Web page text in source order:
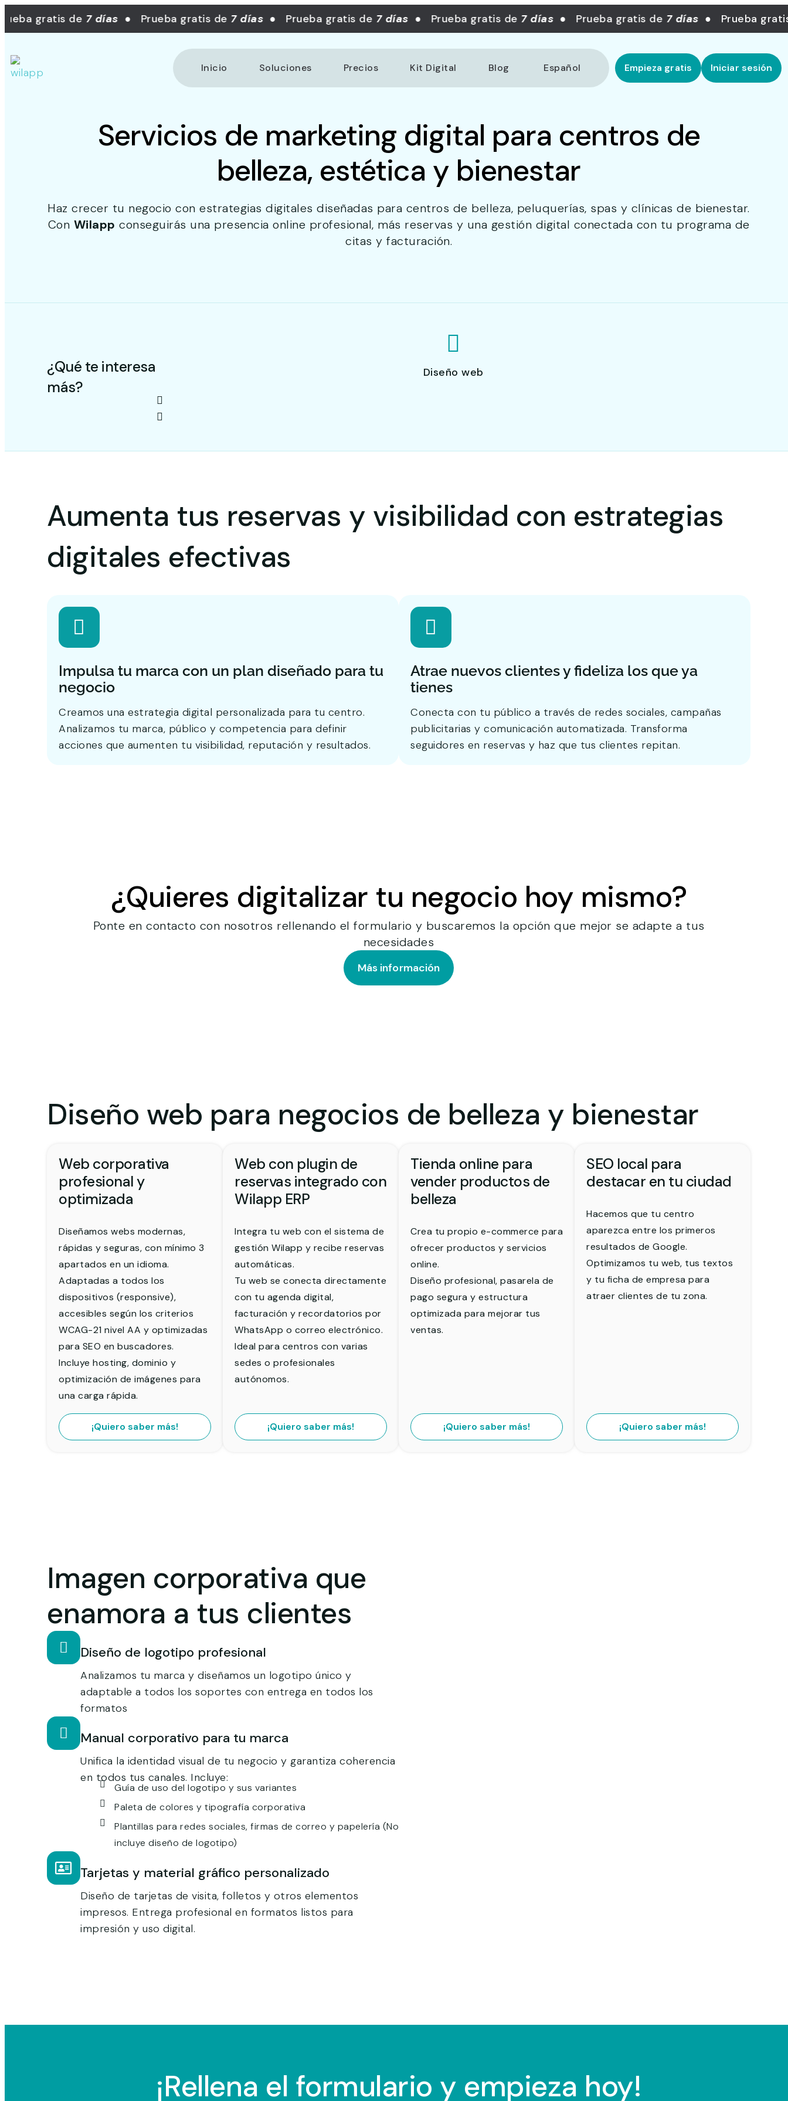
gratis de7 días ● Prueba gratis de7 días ● Prueba gratis de7 días ● Prueba gratis de7 días ● Prueba gratis de7 días ● Prueba gratis
Inicio Soluciones Precios Kit Digital Blog Español Empieza gratis Iniciar sesión
Servicios de marketing digital para centros de
belleza, estética y bienestar
Haz crecer tu negocio con estrategias digitales diseñadas para centros de belleza, peluquerías, spas y clínicas de bienestar.
Con Wilapp conseguirás una presencia online profesional, más reservas y una gestión digital conectada con tu programa de
citas y facturación.
¿Qué te interesa
más?
Diseño web
Aumenta tus reservas y visibilidad con estrategias
digitales efectivas
Impulsa tu marca con un plan diseñado para tu
negocio
Creamos una estrategia digital personalizada para tu centro.
Analizamos tu marca, público y competencia para definir
acciones que aumenten tu visibilidad, reputación y resultados.
Atrae nuevos clientes y fideliza los que ya
tienes
Conecta con tu público a través de redes sociales, campañas
publicitarias y comunicación automatizada. Transforma
seguidores en reservas y haz que tus clientes repitan.
¿Quieres digitalizar tu negocio hoy mismo?
Ponte en contacto con nosotros rellenando el formulario y buscaremos la opción que mejor se adapte a tus
necesidades
Más información
Diseño web para negocios de belleza y bienestar
Web corporativa
profesional y
optimizada
Diseñamos webs modernas,
rápidas y seguras, con mínimo 3
apartados en un idioma.
Adaptadas a todos los
dispositivos (responsive),
accesibles según los criterios
WCAG-21 nivel AA y optimizadas
para SEO en buscadores.
Incluye hosting, dominio y
optimización de imágenes para
una carga rápida.
¡Quiero saber más!
Web con plugin de
reservas integrado con
Wilapp ERP
Integra tu web con el sistema de
gestión Wilapp y recibe reservas
automáticas.
Tu web se conecta directamente
con tu agenda digital,
facturación y recordatorios por
WhatsApp o correo electrónico.
Ideal para centros con varias
sedes o profesionales
autónomos.
¡Quiero saber más!
Tienda online para
vender productos de
belleza
Crea tu propio e-commerce para
ofrecer productos y servicios
online.
Diseño profesional, pasarela de
pago segura y estructura
optimizada para mejorar tus
ventas.
¡Quiero saber más!
SEO local para
destacar en tu ciudad
Hacemos que tu centro
aparezca entre los primeros
resultados de Google.
Optimizamos tu web, tus textos
y tu ficha de empresa para
atraer clientes de tu zona.
¡Quiero saber más!
Imagen corporativa que
enamora a tus clientes
Diseño de logotipo profesional
Analizamos tu marca y diseñamos un logotipo único y
adaptable a todos los soportes con entrega en todos los
formatos
Manual corporativo para tu marca
Unifica la identidad visual de tu negocio y garantiza coherencia
en todos tus canales. Incluye:
Guía de uso del logotipo y sus variantes
Paleta de colores y tipografía corporativa
Plantillas para redes sociales, firmas de correo y papelería (No
incluye diseño de logotipo)
Tarjetas y material gráfico personalizado
Diseño de tarjetas de visita, folletos y otros elementos
impresos. Entrega profesional en formatos listos para
impresión y uso digital.
¡Rellena el formulario y empieza hoy!